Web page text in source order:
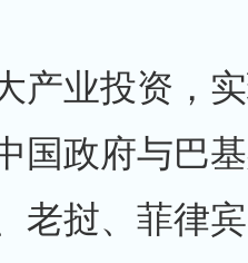
业投资，实
政府与巴基
老挝、菲律